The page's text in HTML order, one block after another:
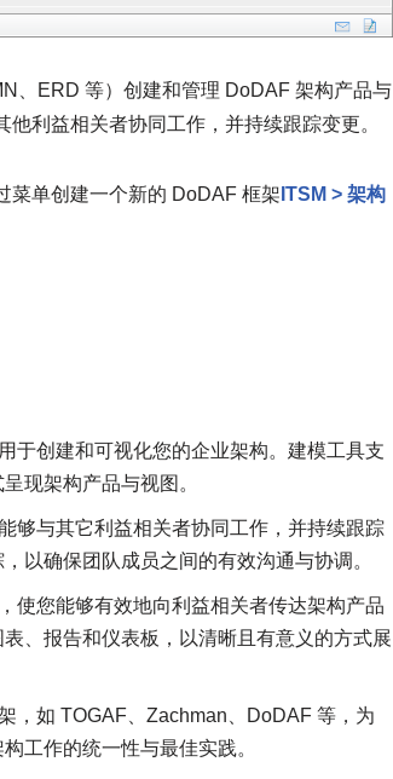
、ERD 等）创建和管理 DoDAF 架构产品与
利益相关者协同工作，并持续跟踪变更。
菜单创建一个新的 DoDAF 框架 ITSM > 架构
于创建和可视化您的企业架构。建模工具支
现架构产品与视图。
够与其它利益相关者协同工作，并持续跟踪
以确保团队成员之间的有效沟通与协调。
使您能够有效地向利益相关者传达架构产品
、报告和仪表板，以清晰且有意义的方式展
，如 TOGAF、Zachman、DoDAF 等，为
工作的统一性与最佳实践。